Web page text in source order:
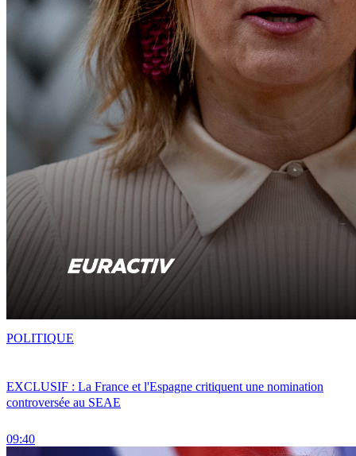
EXCLUSIF : La France et l'Espagne critiquent une nomination
controversée au SEAE
09:40
POLITIQUE